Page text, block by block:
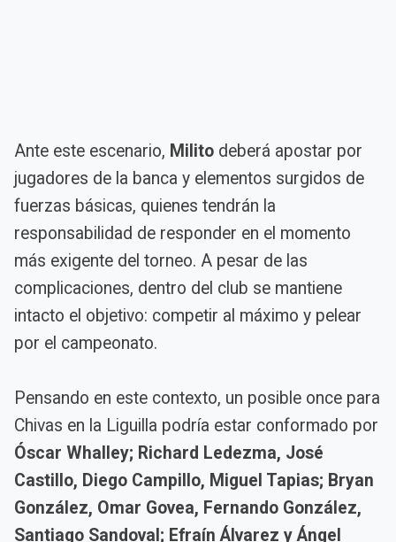
Ante este escenario, Milito deberá apostar por
jugadores de la banca y elementos surgidos de
fuerzas básicas, quienes tendrán la
responsabilidad de responder en el momento
más exigente del torneo. A pesar de las
complicaciones, dentro del club se mantiene
intacto el objetivo: competir al máximo y pelear
por el campeonato.
Pensando en este contexto, un posible once para
Chivas en la Liguilla podría estar conformado por
Óscar Whalley; Richard Ledezma, José
Castillo, Diego Campillo, Miguel Tapias; Bryan
González, Omar Govea, Fernando González,
Santiago Sandoval; Efraín Álvarez y Ángel